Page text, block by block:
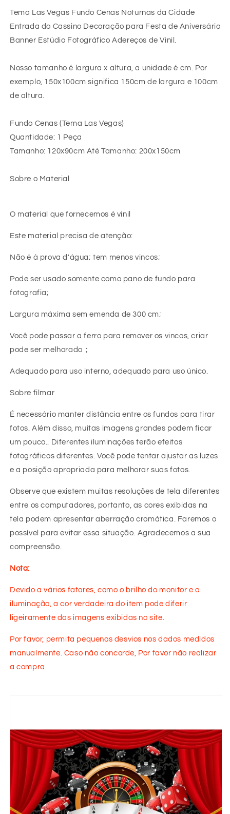
Tema Las Vegas Fundo Cenas Noturnas da Cidade
Entrada do Cassino Decoração para Festa de Aniversário
Banner Estúdio Fotográfico Adereços de Vinil.
Nosso tamanho é largura x altura, a unidade é cm. Por
exemplo, 150x100cm significa 150cm de largura e 100cm
de altura.
Fundo Cenas (Tema Las Vegas)
Quantidade: 1 Peça
Tamanho: 120x90cm Até Tamanho: 200x150cm
Sobre o Material
O material que fornecemos é vinil
Este material precisa de atenção:
Não é à prova d'água; tem menos vincos;
Pode ser usado somente como pano de fundo para
fotografia;
Largura máxima sem emenda de 300 cm;
Você pode passar a ferro para remover os vincos, criar
pode ser melhorado；
Adequado para uso interno, adequado para uso único.
Sobre filmar
É necessário manter distância entre os fundos para tirar
fotos. Além disso, muitas imagens grandes podem ficar
um pouco.. Diferentes iluminações terão efeitos
fotográficos diferentes. Você pode tentar ajustar as luzes
e a posição apropriada para melhorar suas fotos.
Observe que existem muitas resoluções de tela diferentes
entre os computadores, portanto, as cores exibidas na
tela podem apresentar aberração cromática. Faremos o
possível para evitar essa situação. Agradecemos a sua
compreensão.
Nota:
Devido a vários fatores, como o brilho do monitor e a
iluminação, a cor verdadeira do item pode diferir
ligeiramente das imagens exibidas no site.
Por favor, permita pequenos desvios nos dados medidos
manualmente. Caso não concorde, Por favor não realizar
a compra.